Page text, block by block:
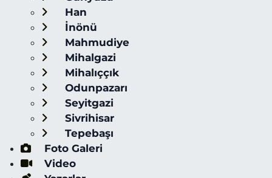
Han
İnönü
Mahmudiye
Mihalgazi
Mihalıççık
Odunpazarı
Seyitgazi
Sivrihisar
Tepebaşı
Foto Galeri
Video